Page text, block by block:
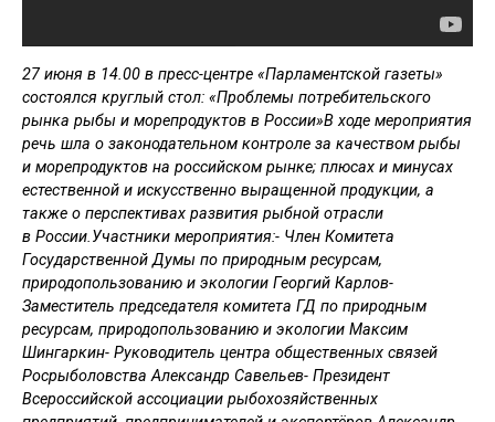
27 июня в 14.00 в пресс-центре «Парламентской газеты»
состоялся круглый стол: «Проблемы потребительского
рынка рыбы и морепродуктов в России»В ходе мероприятия
речь шла о законодательном контроле за качеством рыбы
и морепродуктов на российском рынке; плюсах и минусах
естественной и искусственно выращенной продукции, а
также о перспективах развития рыбной отрасли
в России.Участники мероприятия:- Член Комитета
Государственной Думы по природным ресурсам,
природопользованию и экологии Георгий Карлов-
Заместитель председателя комитета ГД по природным
ресурсам, природопользованию и экологии Максим
Шингаркин- Руководитель центра общественных связей
Росрыболовства Александр Савельев- Президент
Всероссийской ассоциации рыбохозяйственных